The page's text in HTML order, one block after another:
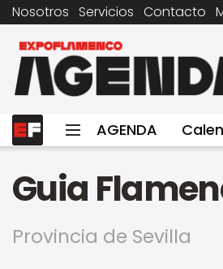
Nosotros Servicios Contacto
AGENDA
Guia
Provincia de Sevilla